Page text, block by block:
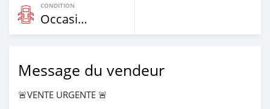
CONDITION
Occasion
Message du vendeur
🚨VENTE URGENTE 🚨